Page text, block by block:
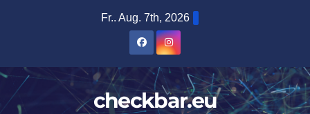
Fr.. Aug. 7th, 2026
checkbar.eu